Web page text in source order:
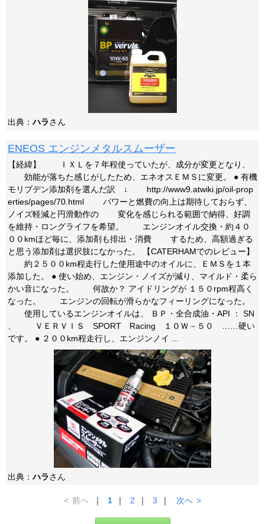
出典：ハラさん
ENEOS エンジンメタルスムーザー
【経緯】 ＩＸＬを７年程使っていたが、成分が変更となり、
効能が落ちた感じがしたため、エネオスＥＭＳに変更。 ● 有機
モリブデン添加剤を選んだ訳 ↓ http://www9.atwiki.jp/oil-prop
erties/pages/70.html パワーと燃費の向上は期待しておらず、
ノイズ軽減と円滑動作の 変化を感じられる範囲で納得、好調
を維持・ロングライフを希望。 エンジンオイル交換・約４０
００kmほど毎に、添加剤も排出・消費 するため、高額過ぎる
と思う添加剤は選択肢になかった。 【CATERHAMでのレビュー】
約２５００km程走行した使用途中のオイルに、ＥＭＳを１本
添加した。 ● 使い始め、エンジン・ノイズが減り、マイルド・柔ら
かい音になった。 何故か？ アイドリングが １５０rpm程高く
なった。 エンジンの回転が滑らかなフィーリングになった。
使用しているエンジンオイルは、 ＢＰ・全合成油・API ： SN
、 ＶＥＲＶＩＳ SPORT Racing １０Ｗ－５０ ……硬い
です。 ● ２００km程走行し、エンジンノイ ...
出典：ハラさん
< 前へ ｜ 1 ｜ 2 ｜ 3 ｜ 次へ >